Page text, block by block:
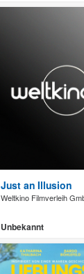
Just an Illusion
Weltkino Filmverleih
Unbekannt